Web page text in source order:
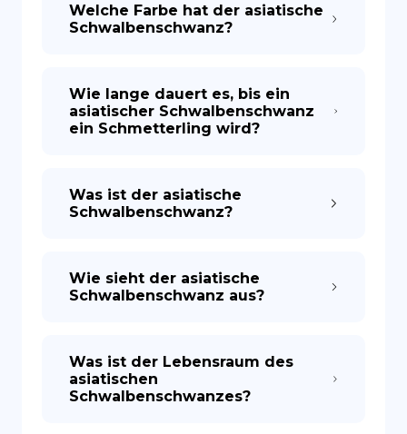
Welche Farbe hat der asiatische
Schwalbenschwanz?
Wie lange dauert es, bis ein
asiatischer Schwalbenschwanz
ein Schmetterling wird?
Was ist der asiatische
Schwalbenschwanz?
Wie sieht der asiatische
Schwalbenschwanz aus?
Was ist der Lebensraum des
asiatischen
Schwalbenschwanzes?